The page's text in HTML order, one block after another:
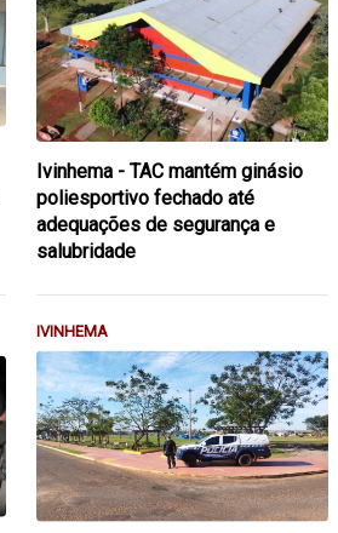
Ivinhema - TAC mantém ginásio
poliesportivo fechado até
adequações de segurança e
salubridade
IVINHEMA